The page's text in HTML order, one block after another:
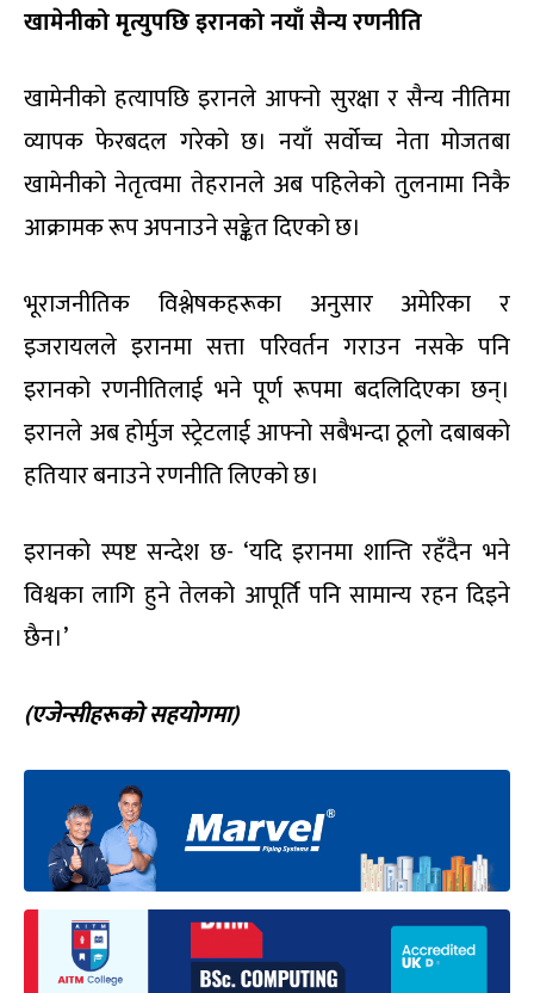
खामेनीको मृत्युपछि इरानको नयाँ सैन्य रणनीति
खामेनीको हत्यापछि इरानले आफ्नो सुरक्षा र सैन्य नीतिमा
व्यापक फेरबदल गरेको छ। नयाँ सर्वोच्च नेता मोजतबा
खामेनीको नेतृत्वमा तेहरानले अब पहिलेको तुलनामा निकै
आक्रामक रूप अपनाउने सङ्केत दिएको छ।
भूराजनीतिक विश्लेषकहरूका अनुसार अमेरिका र
इजरायलले इरानमा सत्ता परिवर्तन गराउन नसके पनि
इरानको रणनीतिलाई भने पूर्ण रूपमा बदलिदिएका छन्।
इरानले अब होर्मुज स्ट्रेटलाई आफ्नो सबैभन्दा ठूलो दबाबको
हतियार बनाउने रणनीति लिएको छ।
इरानको स्पष्ट सन्देश छ- ‘यदि इरानमा शान्ति रहँदैन भने
विश्वका लागि हुने तेलको आपूर्ति पनि सामान्य रहन दिइने
छैन।’
(एजेन्सीहरूको सहयोगमा)